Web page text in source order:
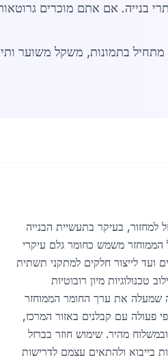
בנייה. אם אתם מוכרים
מתחיל בתמונות, משקל משוער
למחזור, בעיקר בתעשיית הבנייה
הממוחזר משמש כחומר גלם עיקרי
ועד לייצור חלקים למתקני תשתית
טכנולוגיות מיון רובוטיות
שמעלה את ערך החומר הממוחזר
פעולה עם קבלנים באזור המרכז,
מהיר. שימוש חוזר בברזל
בייבוא ולהתאים עצמם לדרישות